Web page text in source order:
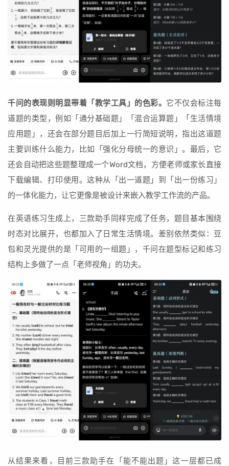
千问的表现则明显带着「教学工具」的色彩。 它不仅会标注每
道题的类型，例如「通分基础题」「混合运算题」「生活情境
应用题」，还会在部分题目后加上一行简短说明，指出这道题
主要训练什么能力，比如「强化分母统一的意识」。最后，它
还会自动把这些题整理成一个Word文档，方便老师或家长直接
下载编辑、打印使用。这种从「出一道题」到「出一份练习」
的一体化能力，让它更像是被设计来嵌入教学工作流的产品。
在英语练习生成上，三款助手同样完成了任务，题目基本围绕
时态对比展开，也都加入了日常生活情境。差别依然类似：豆
包和灵光提供的是「可用的一组题」，千问在题型标记和练习
结构上多做了一点「老师视角」的功夫。
从结果来看，目前三款助手在「能不能出题」这一层都已成